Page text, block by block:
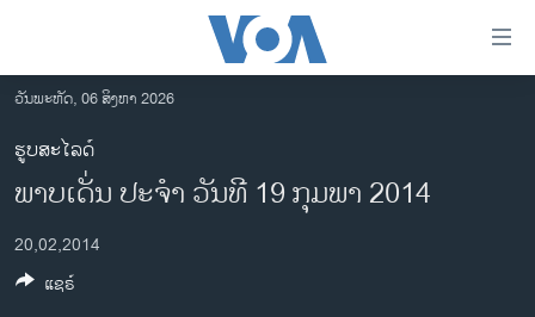
ເຂົ້າ
ຫາ
ຂ້າມ
ຂ້າມ
ໄປ
ຫາ
ລາວ
ອາເມຣິກາ
ການເລືອກຕັ້ງ ປະທານາທີບໍດີ ສະຫະລັດ 2024
ຂ່າວ​ຈີນ
ວັນພະຫັດ, 06 ສິງຫາ 2026
ຮູບສະໄລດ໌
ພາບ​ເດັ່ນ ປະ​ຈຳ ວັນ​ທີ 19 ກຸມ​ພາ 2014
20,02,2014
ແຊຣ໌